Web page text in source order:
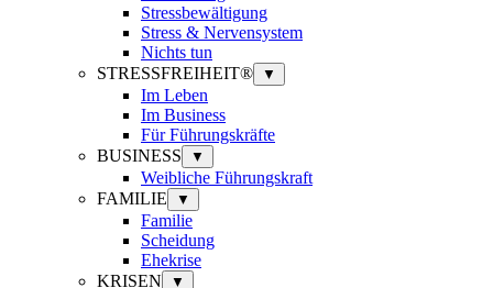
Stressbewältigung
Stress & Nervensystem
Nichts tun
STRESSFREIHEIT®
▼
Im Leben
Im Business
Für Führungskräfte
BUSINESS
▼
Weibliche Führungskraft
FAMILIE
▼
Familie
Scheidung
Ehekrise
KRISEN
▼